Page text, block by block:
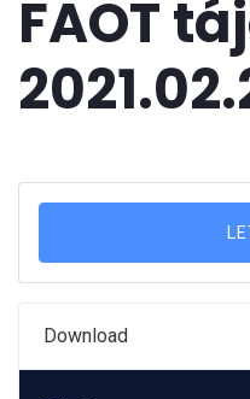
FAÖT
Download